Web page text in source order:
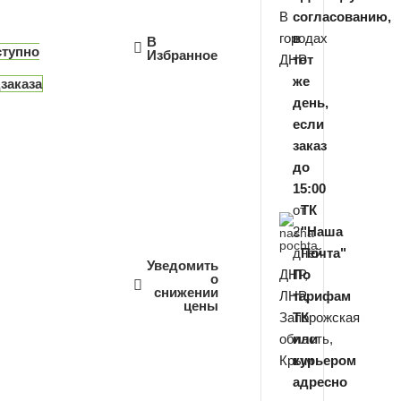
В
Избранное
Уведомить
о
снижении
цены
В
городах
ДНР
согласованию,
в
тот
же
день,
если
заказ
до
15:00
ТК
"Наша
Почта"
ДНР,
ЛНР,
Запорожская
область,
Крым
от
2
дней
По
тарифам
ТК
или
курьером
адресно